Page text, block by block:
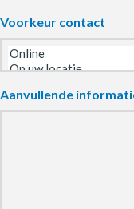
Voorkeur contact
Aanvullende